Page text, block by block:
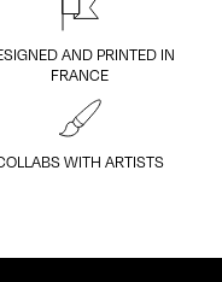
AND PRINTED IN
FRANCE
WITH ARTISTS